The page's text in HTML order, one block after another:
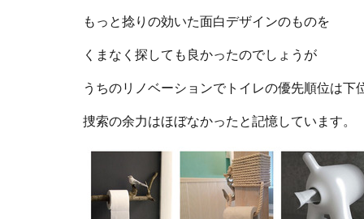
もっと捻りの効いた面白デザインのものを
くまなく探しても良かったのでしょうが
うちのリノベーションでトイレの優先順位は下
捜索の余力はほぼなかったと記憶しています。